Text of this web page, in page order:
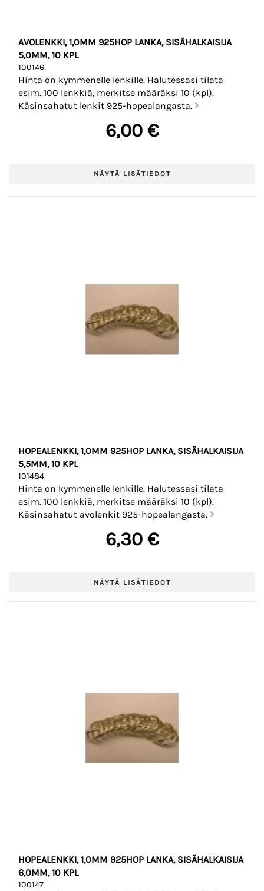
AVOLENKKI, 1,0MM 925HOP LANKA, SISÄHALKAISIJA
5,0MM, 10 KPL
100146
Hinta on kymmenelle lenkille. Halutessasi tilata
esim. 100 lenkkiä, merkitse määräksi 10 (kpl).
Käsinsahatut lenkit 925-hopealangasta.
6,00 €
HOPEALENKKI, 1,0MM 925HOP LANKA, SISÄHALKAISIJA
5,5MM, 10 KPL
101484
Hinta on kymmenelle lenkille. Halutessasi tilata
esim. 100 lenkkiä, merkitse määräksi 10 (kpl).
Käsinsahatut avolenkit 925-hopealangasta.
6,30 €
HOPEALENKKI, 1,0MM 925HOP LANKA, SISÄHALKAISIJA
6,0MM, 10 KPL
100147